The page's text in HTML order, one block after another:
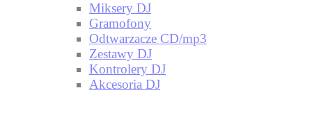
Miksery DJ
Gramofony
Odtwarzacze CD/mp3
Zestawy DJ
Kontrolery DJ
Akcesoria DJ